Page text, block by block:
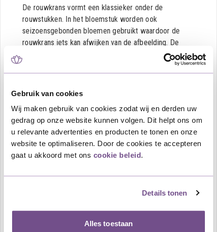
Gebruik van cookies
Wij maken gebruik van cookies zodat wij en derden uw
gedrag op onze website kunnen volgen. Dit helpt ons om
u relevante advertenties en producten te tonen en onze
website te optimaliseren. Door de cookies te accepteren
gaat u akkoord met ons cookie beleid.
Details tonen
Alles toestaan
De rouwkrans vormt een klassieker onder de
rouwstukken. In het bloemstuk worden ook
seizoensgebonden bloemen gebruikt waardoor de
rouwkrans iets kan afwijken van de afbeelding. De
rouwkrans is zeer geschikt om tijdens de plechtigheid
op de kist gelegd te worden, maar is ook mooi tonend
Dit betreft een Ajourkrans welke is opgemaakt met
witte Rozen, paarse Lisianthus en Trachelium met
Gips. Twijfelt u of deze rouwkrans met witte en
paarse bloemen het meest geschikt is voor de
gelegenheid, omdat u niet precies weet wat de
overledene het mooist zou hebben gevonden? In dit
de betekenis van de verschillende bloemen en kleuren
bevestigd met een laatste boodschap of groet. Deze